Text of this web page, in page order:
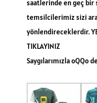
saatlerinde en geç
temsilcilerimiz sizi
yönlendireceklerdir.
TIKLAYINIZ
Saygılarımızla oQQo